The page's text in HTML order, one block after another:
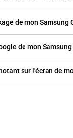
de mon Samsung
de mon Samsung
sur l'écran de